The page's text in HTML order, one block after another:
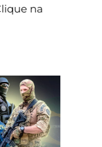
na